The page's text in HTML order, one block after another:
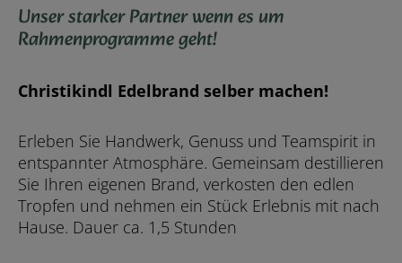
Unser starker Partner wenn es um
Rahmenprogramme geht!
Christikindl Edelbrand selber machen!
Erleben Sie Handwerk, Genuss und Teamspirit in
entspannter Atmosphäre. Gemeinsam destillieren
Sie Ihren eigenen Brand, verkosten den edlen
Tropfen und nehmen ein Stück Erlebnis mit nach
Hause. Dauer ca. 1,5 Stunden